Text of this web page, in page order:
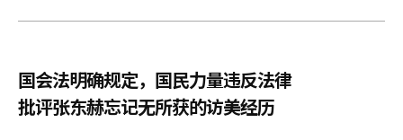
章 小
国会法明确规定，国民力量违反法律
批评张东赫忘记无所获的访美经历